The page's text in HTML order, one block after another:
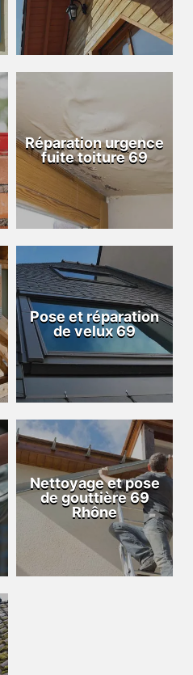
Réparation urgence
fuite toiture 69
Pose et réparation
de velux 69
Nettoyage et pose
de gouttière 69
Rhône